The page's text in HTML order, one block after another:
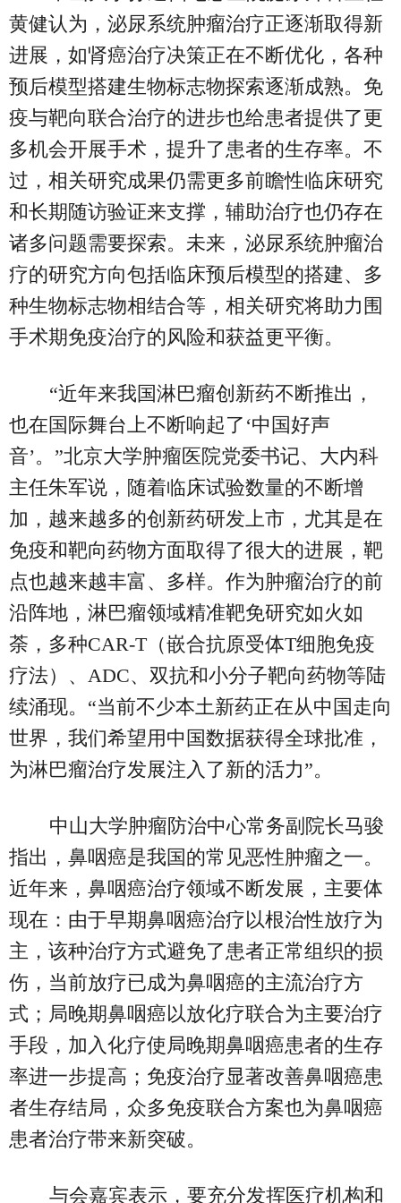
黄健认为，泌尿系统肿瘤治疗正逐渐取得新
进展，如肾癌治疗决策正在不断优化，各种
预后模型搭建生物标志物探索逐渐成熟。免
疫与靶向联合治疗的进步也给患者提供了更
多机会开展手术，提升了患者的生存率。不
过，相关研究成果仍需更多前瞻性临床研究
和长期随访验证来支撑，辅助治疗也仍存在
诸多问题需要探索。未来，泌尿系统肿瘤治
疗的研究方向包括临床预后模型的搭建、多
种生物标志物相结合等，相关研究将助力围
手术期免疫治疗的风险和获益更平衡。
“近年来我国淋巴瘤创新药不断推出，
也在国际舞台上不断响起了‘中国好声
音’。”北京大学肿瘤医院党委书记、大内科
主任朱军说，随着临床试验数量的不断增
加，越来越多的创新药研发上市，尤其是在
免疫和靶向药物方面取得了很大的进展，靶
点也越来越丰富、多样。作为肿瘤治疗的前
沿阵地，淋巴瘤领域精准靶免研究如火如
荼，多种CAR-T（嵌合抗原受体T细胞免疫
疗法）、ADC、双抗和小分子靶向药物等陆
续涌现。“当前不少本土新药正在从中国走向
世界，我们希望用中国数据获得全球批准，
为淋巴瘤治疗发展注入了新的活力”。
中山大学肿瘤防治中心常务副院长马骏
指出，鼻咽癌是我国的常见恶性肿瘤之一。
近年来，鼻咽癌治疗领域不断发展，主要体
现在：由于早期鼻咽癌治疗以根治性放疗为
主，该种治疗方式避免了患者正常组织的损
伤，当前放疗已成为鼻咽癌的主流治疗方
式；局晚期鼻咽癌以放化疗联合为主要治疗
手段，加入化疗使局晚期鼻咽癌患者的生存
率进一步提高；免疫治疗显著改善鼻咽癌患
者生存结局，众多免疫联合方案也为鼻咽癌
患者治疗带来新突破。
与会嘉宾表示，要充分发挥医疗机构和